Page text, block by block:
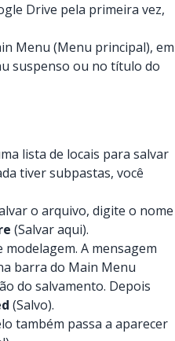
Drive pela primeira vez,
Menu (Menu principal), em
suspenso ou no título do
lista de locais para salvar
tiver subpastas, você
o arquivo, digite o nome
(Salvar aqui).
A mensagem
barra do Main Menu
do salvamento. Depois
(Salvo).
também passa a aparecer